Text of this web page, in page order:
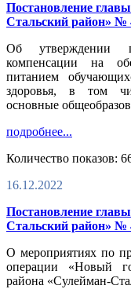
Постановление
Стальский район» №
Об утверждении
компенсации на
питанием
здоровья, в том
основные
подробнее...
Количество показов:
16.12.2022
Постановление
Стальский район» №
О мероприятиях по
операции «Новый
района «Сулейман-